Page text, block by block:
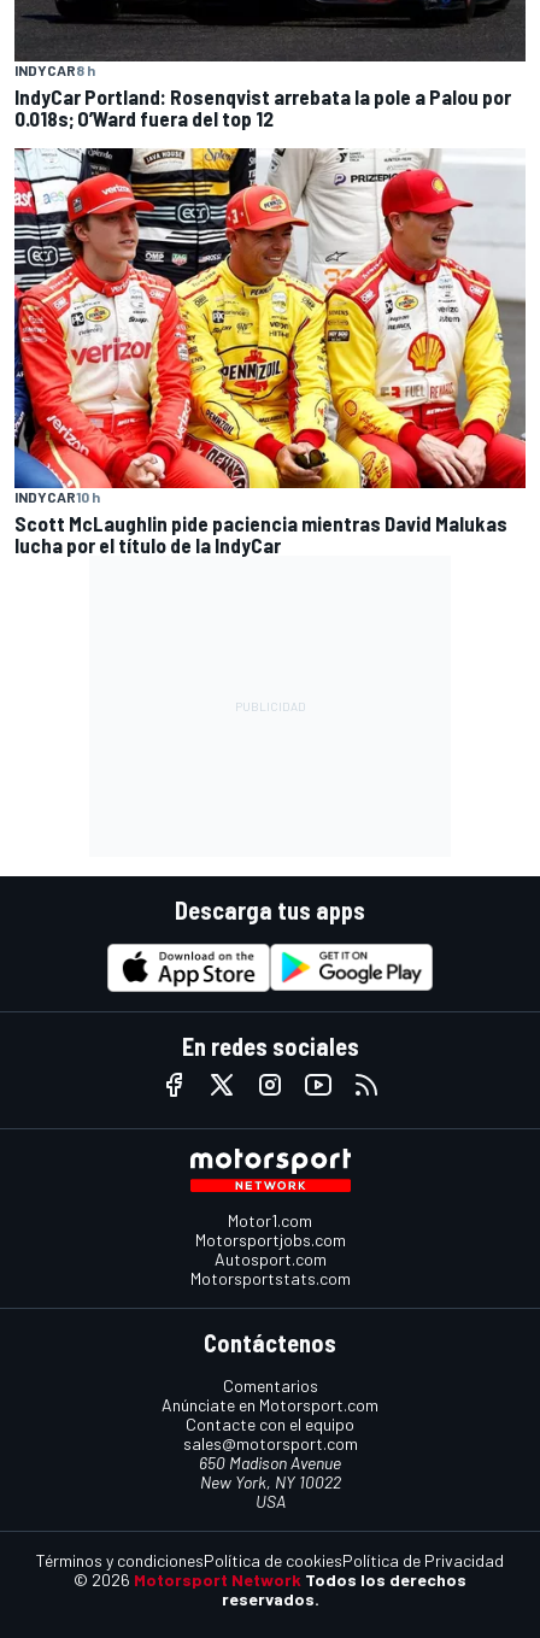
INDYCAR8 h
IndyCar Portland: Rosenqvist arrebata la pole a Palou por
0.018s; O’Ward fuera del top 12
INDYCAR10 h
Scott McLaughlin pide paciencia mientras David Malukas
lucha por el título de la IndyCar
Descarga tus apps
En redes sociales
Motor1.com
Motorsportjobs.com
Autosport.com
Motorsportstats.com
Contáctenos
Comentarios
Anúnciate en Motorsport.com
Contacte con el equipo
sales@motorsport.com
650 Madison Avenue
New York, NY 10022
USA
© 2026 Motorsport Network Todos los derechos
reservados.
Términos y condicionesPolítica de cookiesPolítica de Privacidad